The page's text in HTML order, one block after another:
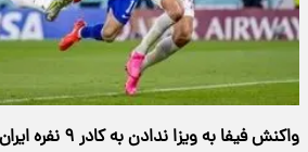
واکنش فیفا به ویزا ندادن به کادر ۹ نفره ایران